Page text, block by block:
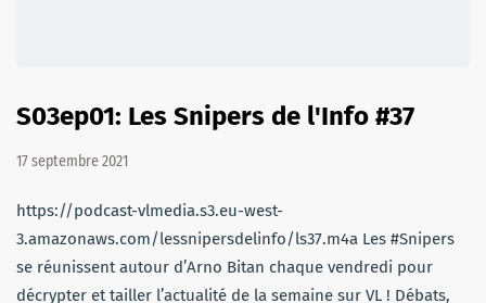
S03ep01: Les Snipers de l'Info #37
17 septembre 2021
https://podcast-vlmedia.s3.eu-west-
3.amazonaws.com/lessnipersdelinfo/ls37.m4a Les #Snipers
se réunissent autour d’Arno Bitan chaque vendredi pour
décrypter et tailler l’actualité de la semaine sur VL ! Débats,